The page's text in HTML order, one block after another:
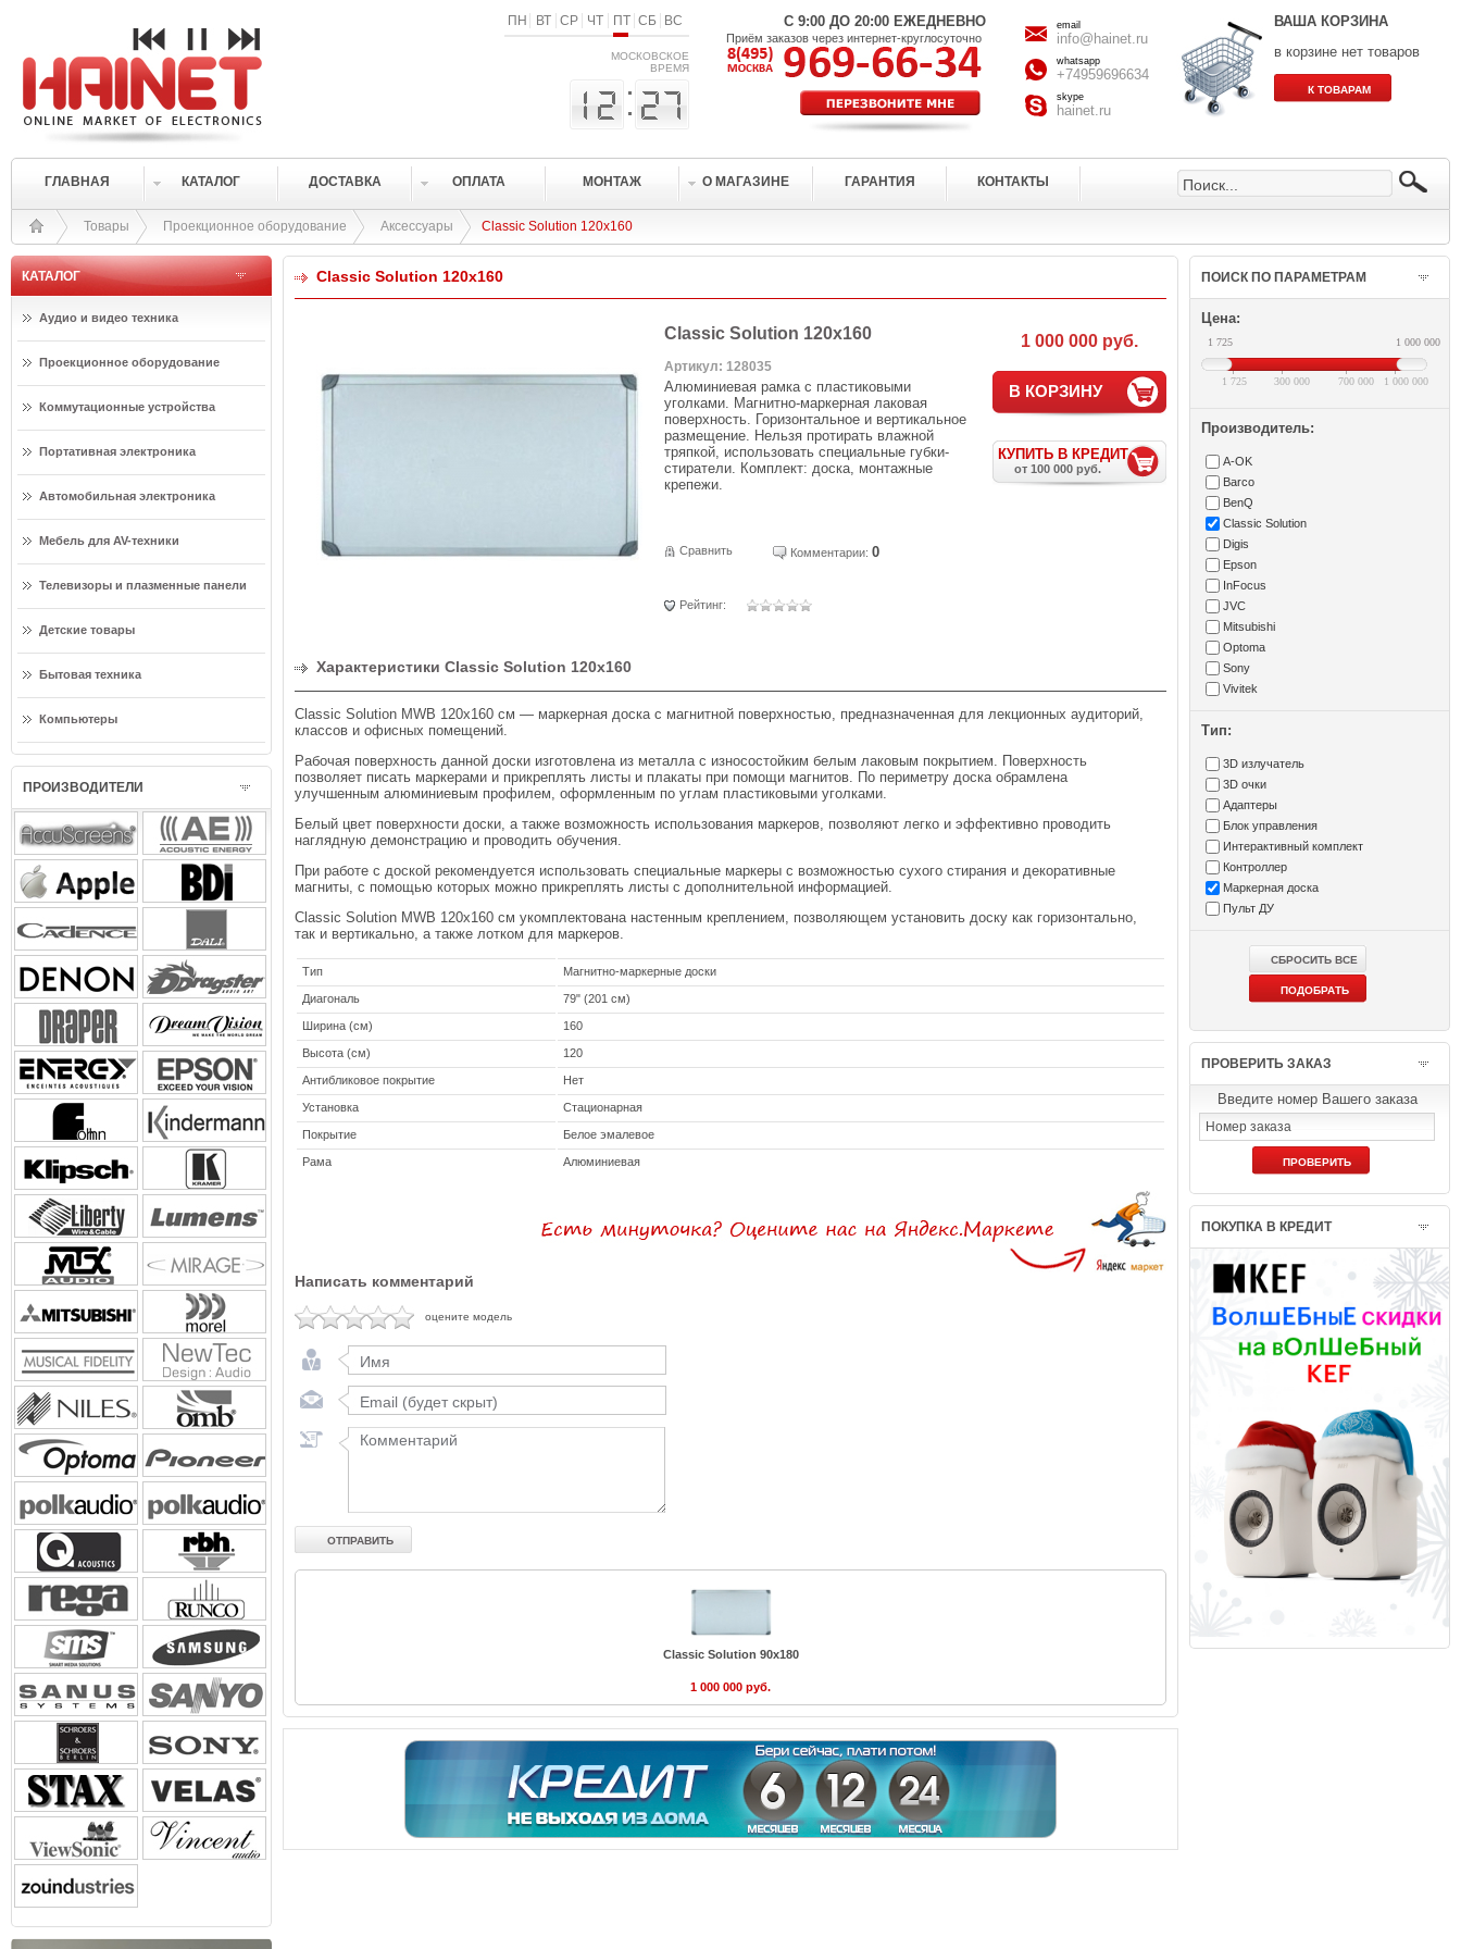
ПН ВТ СР ЧТ ПТ СБ ВС
МОСКОВСКОЕ
ВРЕМЯ
С 9:00 ДО 20:00 ЕЖЕДНЕВНО
Приём заказов через интернет-круглосуточно
email
info@hainet.ru
whatsapp
+74959696634
skype
hainet.ru
ВАША КОРЗИНА
в корзине нет товаров
ГЛАВНАЯ КАТАЛОГ ДОСТАВКА ОПЛАТА МОНТАЖ О МАГАЗИНЕ ГАРАНТИЯ КОНТАКТЫ
Товары Проекционное оборудование Аксессуары Classic Solution 120х160
КАТАЛОГ
Аудио и видео техника
Проекционное оборудование
Коммутационные устройства
Портативная электроника
Автомобильная электроника
Мебель для AV-техники
Телевизоры и плазменные панели
Детские товары
Бытовая техника
Компьютеры
ПРОИЗВОДИТЕЛИ
Classic Solution 120х160
Classic Solution 120х160
Артикул: 128035
Алюминиевая рамка с пластиковыми
уголками. Магнитно-маркерная лаковая
поверхность. Горизонтальное и вертикальное
размещение. Нельзя протирать влажной
тряпкой, использовать специальные губки-
стиратели. Комплект: доска, монтажные
крепежи.
Сравнить Комментарии: 0
Рейтинг:
1 000 000 руб.
В КОРЗИНУ
КУПИТЬ В КРЕДИТ
от 100 000 руб.
Характеристики Classic Solution 120х160
Classic Solution MWB 120x160 см — маркерная доска с магнитной поверхностью, предназначенная для лекционных аудиторий,
классов и офисных помещений.
Рабочая поверхность данной доски изготовлена из металла с износостойким белым лаковым покрытием. Поверхность
позволяет писать маркерами и прикреплять листы и плакаты при помощи магнитов. По периметру доска обрамлена
улучшенным алюминиевым профилем, оформленным по углам пластиковыми уголками.
Белый цвет поверхности доски, а также возможность использования маркеров, позволяют легко и эффективно проводить
наглядную демонстрацию и проводить обучения.
При работе с доской рекомендуется использовать специальные маркеры с возможностью сухого стирания и декоративные
магниты, с помощью которых можно прикреплять листы с дополнительной информацией.
Classic Solution MWB 120x160 см укомплектована настенным креплением, позволяющем установить доску как горизонтально,
так и вертикально, а также лотком для маркеров.
Тип Магнитно-маркерные доски
Диагональ 79" (201 см)
Ширина (см) 160
Высота (см) 120
Антибликовое покрытие Нет
Установка Стационарная
Покрытие Белое эмалевое
Рама Алюминиевая
Написать комментарий
оцените модель
Classic Solution 90х180
1 000 000 руб.
ПОИСК ПО ПАРАМЕТРАМ
Цена:
1 725 1 000 000
1 725 1 000 000
300 000 700 000
Производитель:
A-OK
Barco
BenQ
Classic Solution
Digis
Epson
InFocus
JVC
Mitsubishi
Optoma
Sony
Vivitek
Тип:
3D излучатель
3D очки
Адаптеры
Блок управления
Интерактивный комплект
Контроллер
Маркерная доска
Пульт ДУ
ПРОВЕРИТЬ ЗАКАЗ
Введите номер Вашего заказа
ПОКУПКА В КРЕДИТ